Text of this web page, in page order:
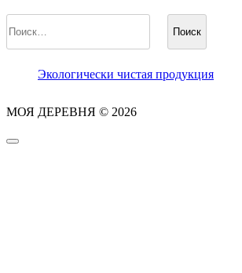
Найти:
Экологически чистая продукция
МОЯ ДЕРЕВНЯ © 2026